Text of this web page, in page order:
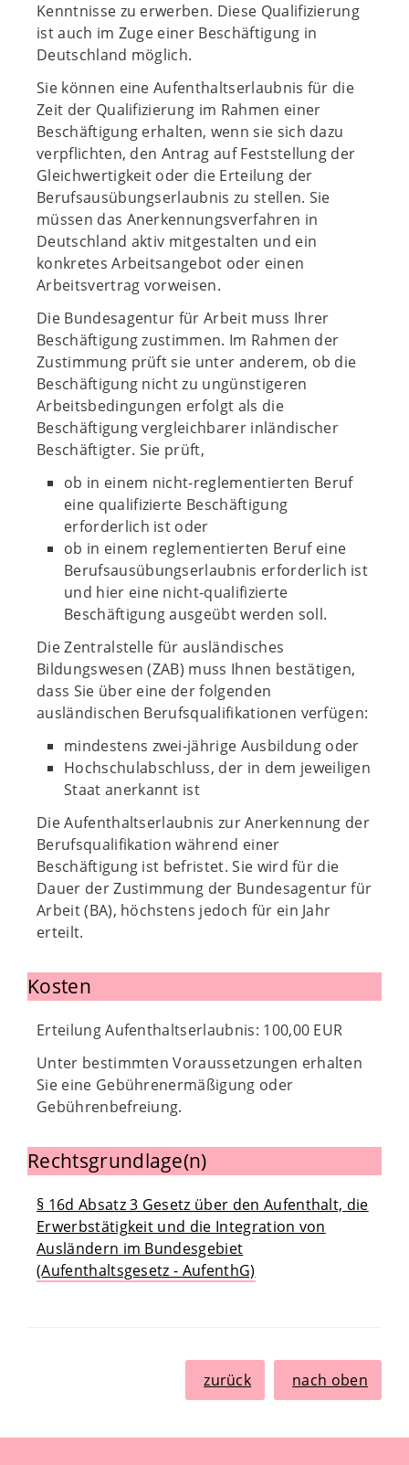
Kenntnisse zu erwerben. Diese Qualifizierung
ist auch im Zuge einer Beschäftigung in
Deutschland möglich.
Sie können eine Aufenthaltserlaubnis für die
Zeit der Qualifizierung im Rahmen einer
Beschäftigung erhalten, wenn sie sich dazu
verpflichten, den Antrag auf Feststellung der
Gleichwertigkeit oder die Erteilung der
Berufsausübungserlaubnis zu stellen. Sie
müssen das Anerkennungsverfahren in
Deutschland aktiv mitgestalten und ein
konkretes Arbeitsangebot oder einen
Arbeitsvertrag vorweisen.
Die Bundesagentur für Arbeit muss Ihrer
Beschäftigung zustimmen. Im Rahmen der
Zustimmung prüft sie unter anderem, ob die
Beschäftigung nicht zu ungünstigeren
Arbeitsbedingungen erfolgt als die
Beschäftigung vergleichbarer inländischer
Beschäftigter. Sie prüft,
ob in einem nicht-reglementierten Beruf
eine qualifizierte Beschäftigung
erforderlich ist oder
ob in einem reglementierten Beruf eine
Berufsausübungserlaubnis erforderlich ist
und hier eine nicht-qualifizierte
Beschäftigung ausgeübt werden soll.
Die Zentralstelle für ausländisches
Bildungswesen (ZAB) muss Ihnen bestätigen,
dass Sie über eine der folgenden
ausländischen Berufsqualifikationen verfügen:
mindestens zwei-jährige Ausbildung oder
Hochschulabschluss, der in dem jeweiligen
Staat anerkannt ist
Die Aufenthaltserlaubnis zur Anerkennung der
Berufsqualifikation während einer
Beschäftigung ist befristet. Sie wird für die
Dauer der Zustimmung der Bundesagentur für
Arbeit (BA), höchstens jedoch für ein Jahr
erteilt.
Kosten
Erteilung Aufenthaltserlaubnis: 100,00 EUR
Unter bestimmten Voraussetzungen erhalten
Sie eine Gebührenermäßigung oder
Gebührenbefreiung.
Rechtsgrundlage(n)
§ 16d Absatz 3 Gesetz über den Aufenthalt, die
Erwerbstätigkeit und die Integration von
Ausländern im Bundesgebiet
(Aufenthaltsgesetz - AufenthG)
zurück nach oben